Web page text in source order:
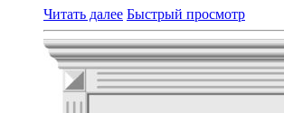
Читать далее Быстрый просмотр